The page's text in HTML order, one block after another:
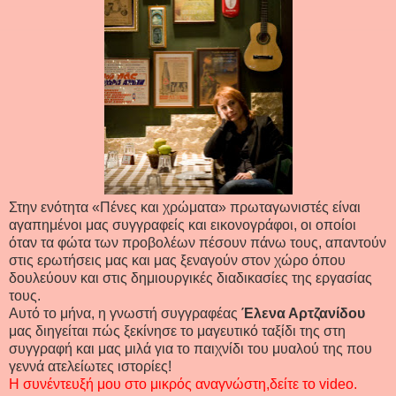
Στην ενότητα «Πένες και χρώματα» πρωταγωνιστές είναι
αγαπημένοι μας συγγραφείς και εικονογράφοι, οι οποίοι
όταν τα φώτα των προβολέων πέσουν πάνω τους, απαντούν
στις ερωτήσεις μας και μας ξεναγούν στον χώρο όπου
δουλεύουν και στις δημιουργικές διαδικασίες της εργασίας
τους.
Αυτό το μήνα, η γνωστή συγγραφέας Έλενα Αρτζανίδου
μας διηγείται πώς ξεκίνησε το μαγευτικό ταξίδι της στη
συγγραφή και μας μιλά για το παιχνίδι του μυαλού της που
γεννά ατελείωτες ιστορίες!
H συνέντευξή μου στο μικρός αναγνώστη,δείτε το video.